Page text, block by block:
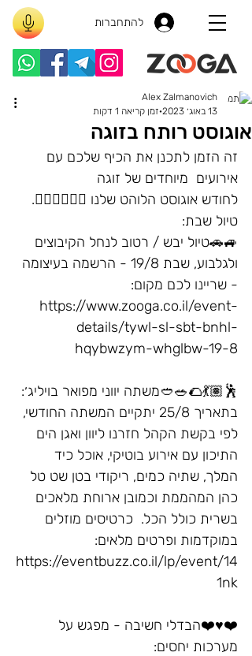
להתחברות
אוגוסט רותח בזוגה
Alex Zalmanovich
13 באוג׳ 2023
זמן קריאה 1 דקות
זה הזמן לתכנן את הכיף שלכם עם
אירועים  מיוחדים של זוגה
לחודש אוגוסט הלוהט שלנו 👇🏽👇🏽👇🏽.
טיול שבת:
🚙🚗טיול יבש / רטוב לנחל הקיבוצים
ולגלבוע, שבת 19/8 - הרשמה בעיצומה
- שריינו לכם מקום:
https://www.zooga.co.il/event-
details/tywl-sl-sbt-bnhl-
hqybwzym-whglbw-19-8
🕺🏽💃🌮🥗🥙משתה יווני מפואר בויליג׳:
בתאריך 25/8 יתקיים המשתה החודשי,
לפי בקשת הקהל חזרנו ליוון ואגן הים
התיכון עם אירוע בוטיקי, אוכל כיד
המלך, שתיה כמים, ריקודי בטן שט טל
כהן המהממת וכמובן ארוחת מלאכים
בשרית כולל הכל.  כרטיסים מוזלים
במוקדמות ופרטים מלאים:
https://eventbuzz.co.il/lp/event/14
1nk
❤️♥️❤️הבדלי חשיבה - מפגש על
מערכות יחסים: